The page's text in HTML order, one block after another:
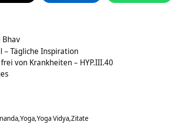
Bhav
– Tägliche Inspiration
von Krankheiten – HYP.III.40
Yoga Yoga Vidya Zitate